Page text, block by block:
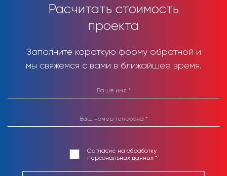
Расчитать стоимость
проекта
Заполните короткую форму обратной и
мы свяжемся с вами в ближайшее время.
Согласие на обработку
персональных данных *